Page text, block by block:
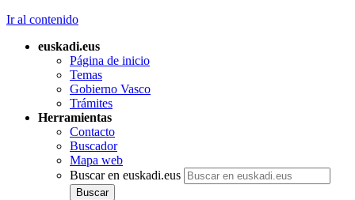
Ir al contenido
euskadi.eus
Página de inicio
Temas
Gobierno Vasco
Trámites
Herramientas
Contacto
Buscador
Mapa web
Buscar en euskadi.eus